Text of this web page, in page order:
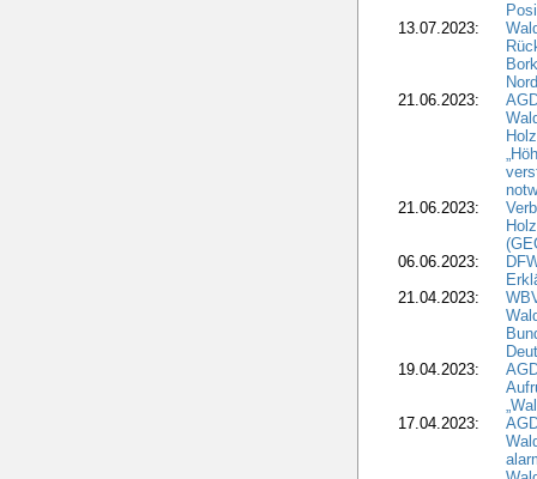
13.07.2023:
21.06.2023:
21.06.2023:
06.06.2023:
21.04.2023:
19.04.2023:
17.04.2023: